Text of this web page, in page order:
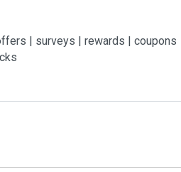
| surveys | rewards | coupons